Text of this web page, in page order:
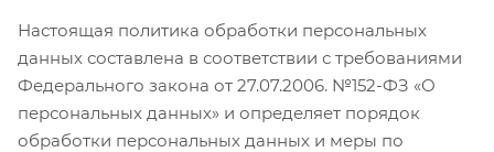
Настоящая политика обработки персональных
данных составлена в соответствии с требованиями
Федерального закона от 27.07.2006. №152-ФЗ «О
персональных данных» и определяет порядок
обработки персональных данных и меры по